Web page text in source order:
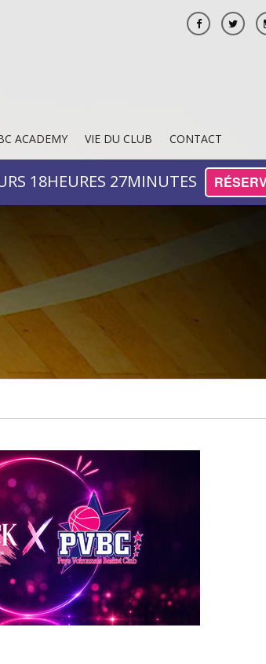
ACADEMY VIE DU CLUB CONTACT
18HEURES 27MINUTES